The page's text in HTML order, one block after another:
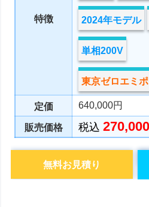
特徴 2024年モデル
単相200V
東京ゼロエミ
定価 640,000円
販売価格 税込
無料お見積り